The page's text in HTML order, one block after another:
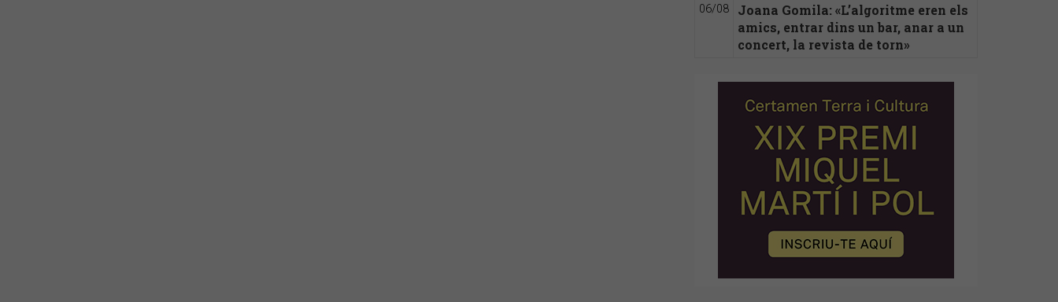
06/08
Joana Gomila: «L’algoritme eren els
amics, entrar dins un bar, anar a un
concert, la revista de torn»